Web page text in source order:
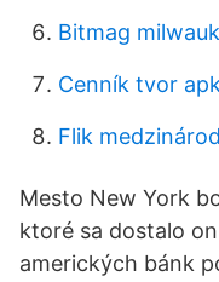
Bitmag
Cenník tvor apk
Flik
Mesto New York
ktoré sa dostalo
amerických bánk